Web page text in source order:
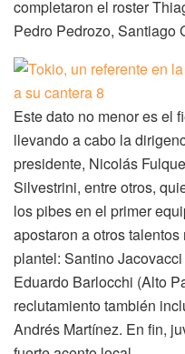
completaron el roster
Pedro Pedrozo, Santiago
Este dato no menor es el
llevando a cabo la
presidente, Nicolás
Silvestrini, entre otros,
los pibes en el primer
apostaron a otros
plantel: Santino
Eduardo Barlocchi (Alto
reclutamiento también
Andrés Martínez. En fin,